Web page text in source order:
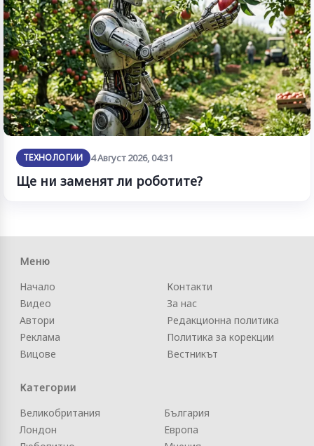
ТЕХНОЛОГИИ 4 Август 2026, 04:31
Ще ни заменят ли роботите?
Меню
Начало
Видео
Автори
Реклама
Вицове
Контакти
За нас
Редакционна политика
Политика за корекции
Вестникът
Категории
Великобритания
Лондон
България
Европа